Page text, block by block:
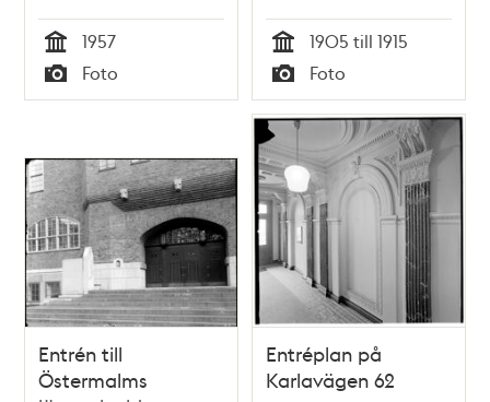
Tid
1957
Typ
Foto
Fredsgatan
Tid
1905 till 1915
Typ
Foto
Entrén till
Östermalms
Entréplan på
Karlavägen 62